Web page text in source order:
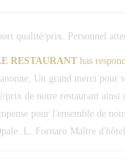
qualité/prix. Personnel
RESTAURANT has
Un grand merci pour
prix de notre restaurant ainsi
pour l'ensemble de
L. Fornaro Maître d'hôtel